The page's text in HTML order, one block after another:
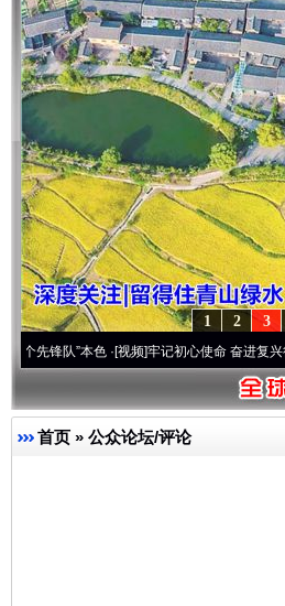
3
2
1
”本色·[视频]牢记初心使命 奋进复兴征程丨宝塔
首页 » 公众论坛/评论